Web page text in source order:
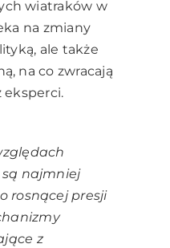
wiatraków w
na zmiany
ale także
na co zwracają
eksperci.
najmniej
rosnącej presji
z